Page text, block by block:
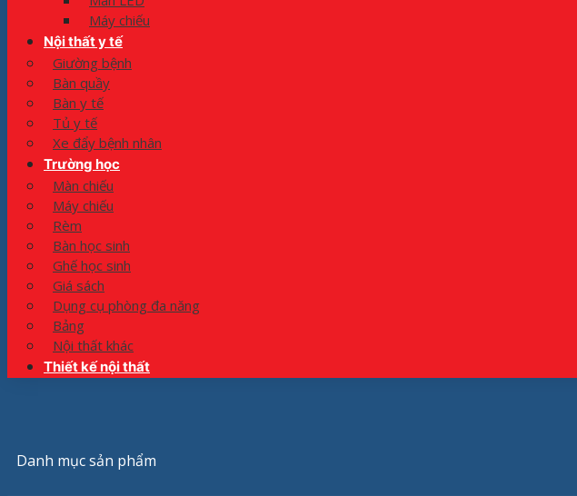
Máy chiếu
Nội thất y tế
Giường bệnh
Bàn quầy
Bàn y tế
Tủ y tế
Xe đẩy bệnh nhân
Trường học
Màn chiếu
Máy chiếu
Rèm
Bàn học sinh
Ghế học sinh
Giá sách
Dụng cụ phòng đa năng
Bảng
Nội thất khác
Thiết kế nội thất
Danh mục sản phẩm